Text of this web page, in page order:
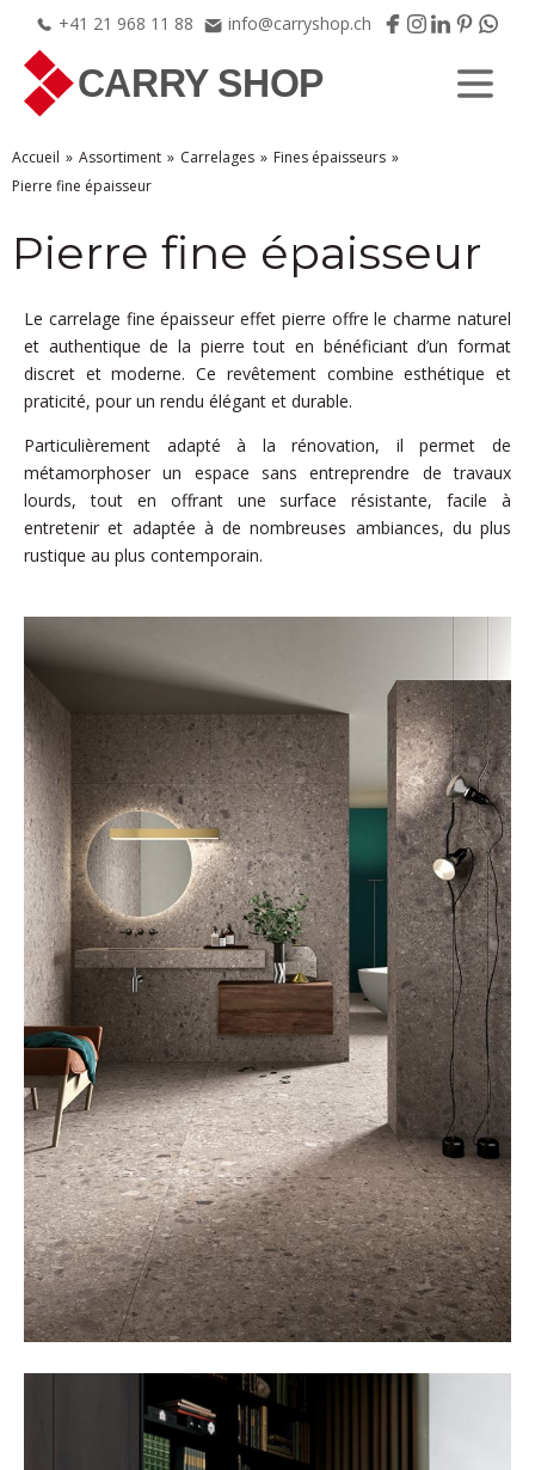
+41 21 968 11 88 info@carryshop.ch
Accueil Assortiment Carrelages
Fines épaisseurs
Pierre fine épaisseur
Pierre fine épaisseur
Le carrelage fine épaisseur effet pierre offre le charme naturel
et authentique de la pierre tout en bénéficiant d’un format
discret et moderne. Ce revêtement combine esthétique et
praticité, pour un rendu élégant et durable.
Particulièrement adapté à la rénovation, il permet de
métamorphoser un espace sans entreprendre de travaux
lourds, tout en offrant une surface résistante, facile à
entretenir et adaptée à de nombreuses ambiances, du plus
rustique au plus contemporain.